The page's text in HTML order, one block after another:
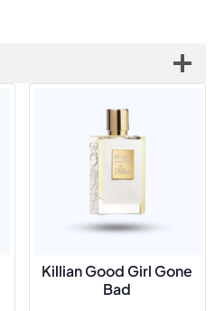
Killian Good Girl Gone
Bad